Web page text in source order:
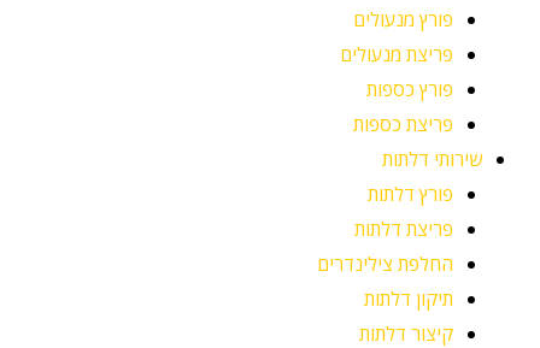
פורץ מנעולים
פריצת מנעולים
פורץ כספות
פריצת כספות
שירותי דלתות
פורץ דלתות
פריצת דלתות
החלפת צילינדרים
תיקון דלתות
קיצור דלתות